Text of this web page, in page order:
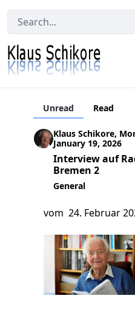
Unread Read
Klaus Schikore,
January 19, 2026
Interview auf
Bremen 2
General
vom 24. Februar